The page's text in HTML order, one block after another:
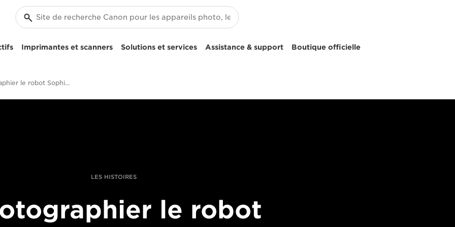
Imprimantes et scanners Solutions et services Assistance & support Boutique officielle
Photographier le robot Sophia avec Giulio Di Sturco
LES HISTOIRES
le robot